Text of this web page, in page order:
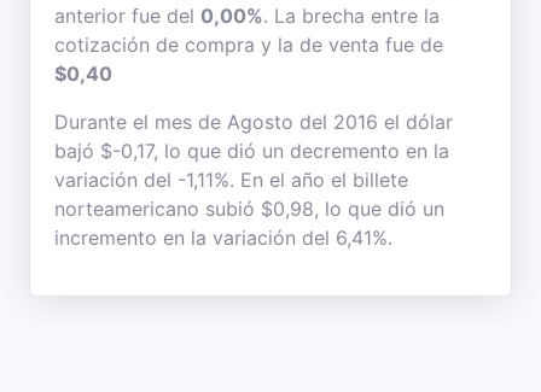
anterior fue del 0,00%. La brecha entre la
cotización de compra y la de venta fue de
$0,40
Durante el mes de Agosto del 2016 el dólar
bajó $-0,17, lo que dió un decremento en la
variación del -1,11%. En el año el billete
norteamericano subió $0,98, lo que dió un
incremento en la variación del 6,41%.